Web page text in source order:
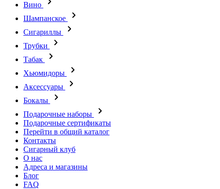
Вино
Шампанское
Сигариллы
Трубки
Табак
Хьюмидоры
Аксессуары
Бокалы
Подарочные наборы
Подарочные сертификаты
Перейти в общий каталог
Контакты
Сигарный клуб
О нас
Адреса и магазины
Блог
FAQ